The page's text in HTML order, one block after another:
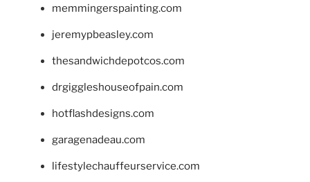
memmingerspainting.com
jeremypbeasley.com
thesandwichdepotcos.com
drgiggleshouseofpain.com
hotflashdesigns.com
garagenadeau.com
lifestylechauffeurservice.com